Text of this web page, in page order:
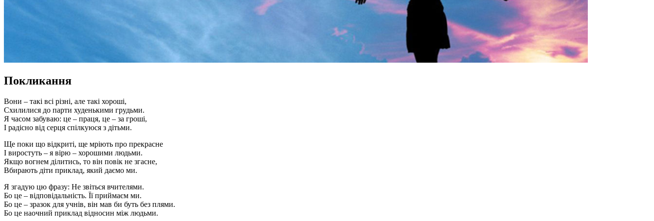
Покликання
Вони – такі всі різні, але такі хороші,
Схилилися до парти худенькими грудьми.
Я часом забуваю: це – праця, це – за гроші,
І радісно від серця спілкуюся з дітьми.
Ще поки що відкриті, ще мріють про прекрасне
І виростуть – я вірю – хорошими людьми.
Якщо вогнем ділитись, то він повік не згасне,
Вбирають діти приклад, який даємо ми.
Я згадую цю фразу: Не звіться вчителями.
Бо це – відповідальність. Її приймаєм ми.
Бо це – зразок для учнів, він мав би буть без плями.
Бо це наочний приклад відносин між людьми.